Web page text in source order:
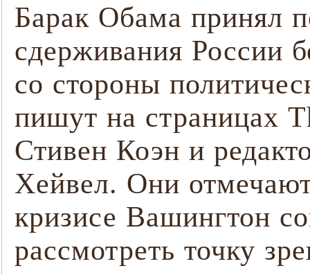
Барак Обама принял
сдерживания России
со стороны
пишут на страницах
Стивен Коэн и
Хейвел. Они
кризисе Вашингтон
рассмотреть точку